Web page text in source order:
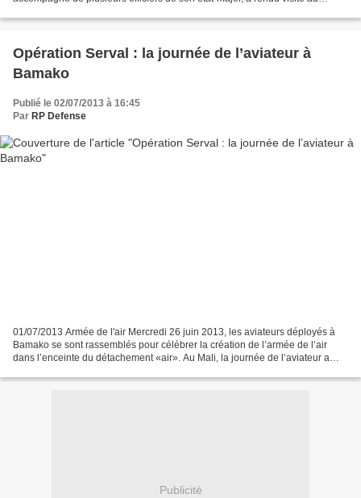
Opération Serval : la journée de l’aviateur à
Bamako
Publié le 02/07/2013 à 16:45
Par RP Defense
01/07/2013 Armée de l'air Mercredi 26 juin 2013, les aviateurs déployés à
Bamako se sont rassemblés pour célébrer la création de l’armée de l’air
dans l’enceinte du détachement «air». Au Mali, la journée de l’aviateur a
Publicité